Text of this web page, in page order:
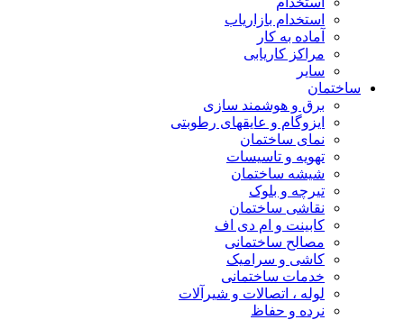
استخدام بازاریاب
آماده به کار
مراکز کاریابی
سایر
ساختمان
برق و هوشمند سازی
ایزوگام و عایقهای رطوبتی
نمای ساختمان
تهویه و تاسیسات
شیشه ساختمان
تیرچه و بلوک
نقاشی ساختمان
کابینت و ام دی اف
مصالح ساختمانی
کاشی و سرامیک
خدمات ساختمانی
لوله ، اتصالات و شیرآلات
نرده و حفاظ